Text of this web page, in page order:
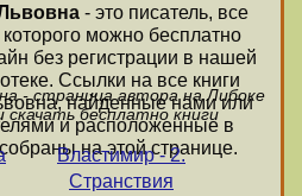
- это писатель, все
можно бесплатно
без регистрации в нашей
Ссылки на все книги
найденные нами или
и расположенные в
на этой странице.
- страница автора на Либоке
бесплатно книги
Властимир - 2.
Странствия